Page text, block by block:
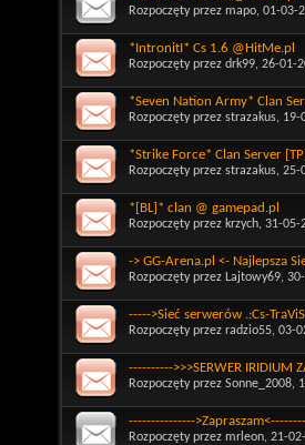
Rozpoczęty przez mapo, 01-03-
*IntronitI* Cs 1.6 @HitMe.pl
Rozpoczęty przez drk99, 26-01-
*Seven Nation Army* Clan
Rozpoczęty przez strazakus, 19-
*Strike Force* Clan Server
Rozpoczęty przez strazakus, 25-
*[BL]* clan @ gamepad.pl
Rozpoczęty przez krzych, 31-05-
-> GG-Arena.pl <- Najlepsza
Rozpoczęty przez Lajtowy69,
----->Sieć serwerów .:Cs-
Rozpoczęty przez radzio55, 03-
---------->>>SERWER IRIDIUM
Rozpoczęty przez Sonne_2008,
---------------
Rozpoczęty przez mrleon, 21-